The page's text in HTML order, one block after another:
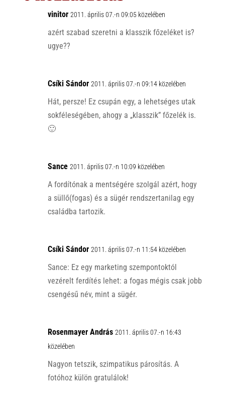
o
k
vinitor 2011. április 07.-n 09:05 közelében
azért szabad szeretni a klasszik főzeléket is?
ugye??
Csíki Sándor 2011. április 07.-n 09:14 közelében
Hát, persze! Ez csupán egy, a lehetséges utak
sokféleségében, ahogy a „klasszik” főzelék is.
🙂
Sance 2011. április 07.-n 10:09 közelében
A fordítónak a mentségére szolgál azért, hogy
a süllő(fogas) és a sügér rendszertanilag egy
családba tartozik.
Csíki Sándor 2011. április 07.-n 11:54 közelében
Sance: Ez egy marketing szempontoktól
vezérelt ferdítés lehet: a fogas mégis csak jobb
csengésű név, mint a sügér.
Rosenmayer András 2011. április 07.-n 16:43
közelében
Nagyon tetszik, szimpatikus párosítás. A
fotóhoz külön gratulálok!